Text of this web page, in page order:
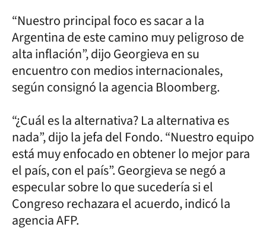
“Nuestro principal foco es sacar a la
Argentina de este camino muy peligroso de
alta inflación”, dijo Georgieva en su
encuentro con medios internacionales,
según consignó la agencia Bloomberg.
“¿Cuál es la alternativa? La alternativa es
nada”, dijo la jefa del Fondo. “Nuestro equipo
está muy enfocado en obtener lo mejor para
el país, con el país”. Georgieva se negó a
especular sobre lo que sucedería si el
Congreso rechazara el acuerdo, indicó la
agencia AFP.